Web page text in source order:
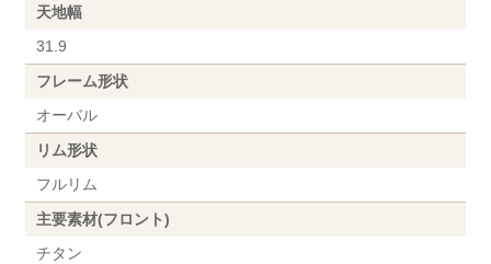
天地幅
31.9
フレーム形状
オーバル
リム形状
フルリム
主要素材(フロント)
チタン